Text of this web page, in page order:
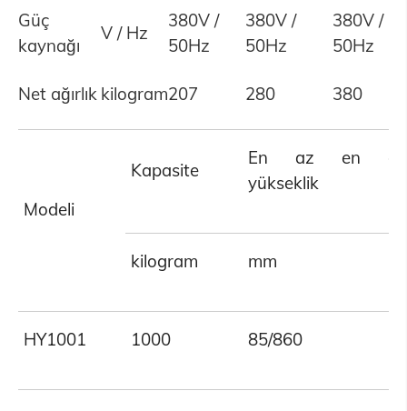
Güç
kaynağı
V / Hz
380V /
50Hz
380V /
50Hz
380V /
50Hz
Net ağırlık kilogram207 280 380
Modeli
Kapasite
En az en
yükseklik
kilogram mm
HY1001 1000 85/860